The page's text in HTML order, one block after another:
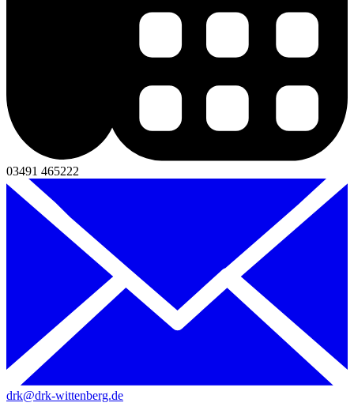
03491 465222
drk@drk-wittenberg.de